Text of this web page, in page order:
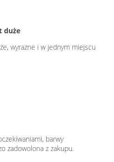
duże
wyrazne i w jednym miejscu
barwy
zadowolona z zakupu.